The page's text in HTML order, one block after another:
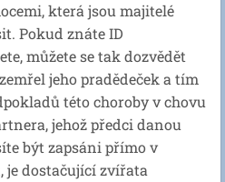
která jsou majitelé
Pokud znáte ID
můžete se tak dozvědět
jeho pradědeček a tím
této choroby v chovu
jehož předci danou
být zapsáni přímo v
dostačující zvířata